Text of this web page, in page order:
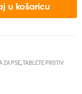
u košaricu
ZA PSE,TABLETE PROTIV